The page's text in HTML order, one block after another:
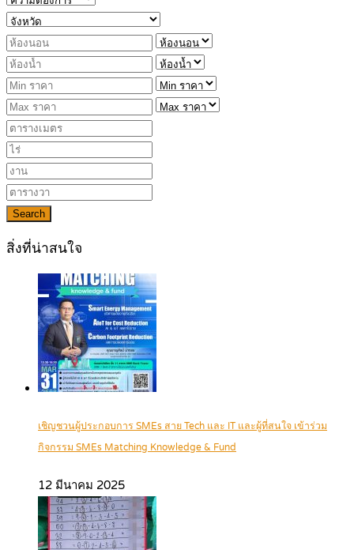
Search
สิ่งที่น่าสนใจ
เชิญชวนผู้ประกอบการ SMEs สาย Tech และ IT และผู้ที่สนใจ เข้าร่วม
กิจกรรม SMEs Matching Knowledge & Fund
12 มีนาคม 2025